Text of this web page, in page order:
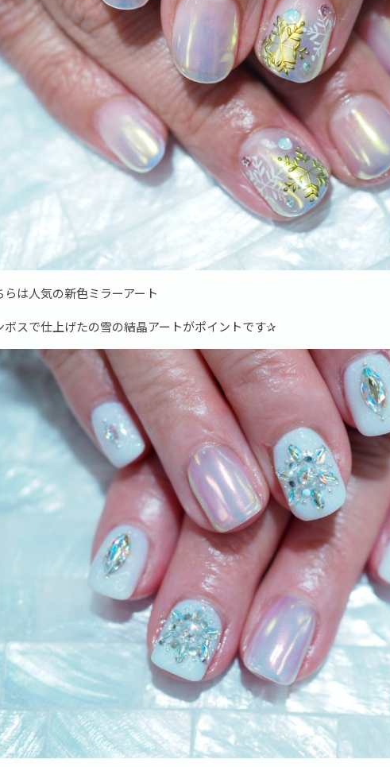
らは人気の新色ミラーアート
ボスで仕上げたの雪の結晶アートがポイントです✰